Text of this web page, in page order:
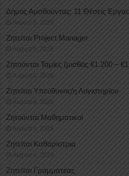
Δήμος Αμαθούντας: 11 Θέσεις
August 5, 2026
Ζητείται Project Manager
August 5, 2026
Ζητούνται Ταμίες (μισθός €1.200 –
August 5, 2026
Ζητείται Υπεύθυνος/η Λογιστηρίου
August 4, 2026
Ζητούνται Μαθηματικοί
August 4, 2026
Ζητείται Καθαρίστρια
August 4, 2026
Ζητείται Γραμματέας